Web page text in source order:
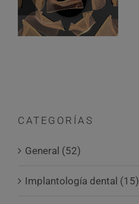
CATEGORÍAS
General (52)
Implantología dental (15)